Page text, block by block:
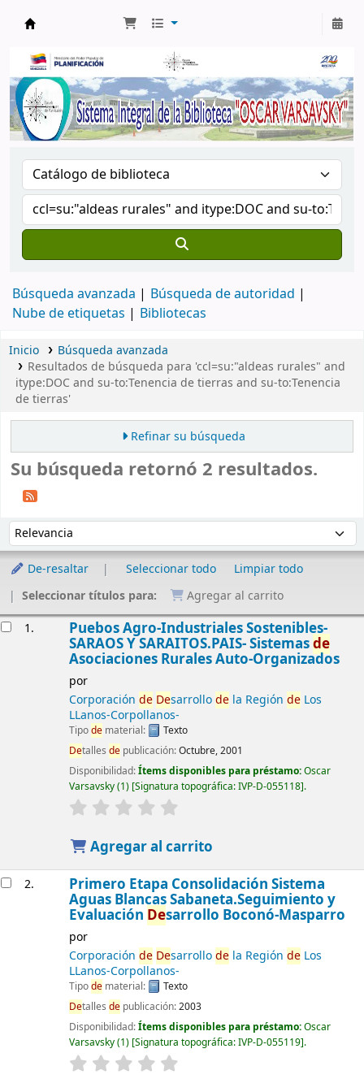
Búsqueda avanzada
Búsqueda de autoridad
Nube de etiquetas
Bibliotecas
Inicio
Búsqueda avanzada
Resultados de búsqueda para 'ccl=su:"aldeas rurales" and
itype:DOC and su-to:Tenencia de tierras and su-to:Tenencia
de tierras'
Refinar su búsqueda
Su búsqueda retornó 2 resultados.
Ordenar por:
De-resaltar Seleccionar todo
Limpiar todo
Seleccionar títulos para:
Agregar al carrito
1. Puebos Agro-Industriales Sostenibles-
SARAOS Y SARAITOS.PAIS- Sistemasde
Asociaciones Rurales Auto-Organizados
por
Corporación de Desarrollodela Región deLos
LLanos-Corpollanos-
Tipodematerial:
Texto
Detalles depublicación:Octubre, 2001
Disponibilidad:Ítems disponibles para préstamo:Oscar
Varsavsky(1) Signatura topográfica:IVP-D-055118 .
Agregar al carrito
2. Primero Etapa Consolidación Sistema
Aguas Blancas Sabaneta.Seguimiento y
Evaluación Desarrollo Boconó-Masparro
por
Corporación de Desarrollodela Región deLos
LLanos-Corpollanos-
Tipodematerial:
Texto
Detalles depublicación:2003
Disponibilidad:Ítems disponibles para préstamo:Oscar
Varsavsky(1) Signatura topográfica:IVP-D-055119 .